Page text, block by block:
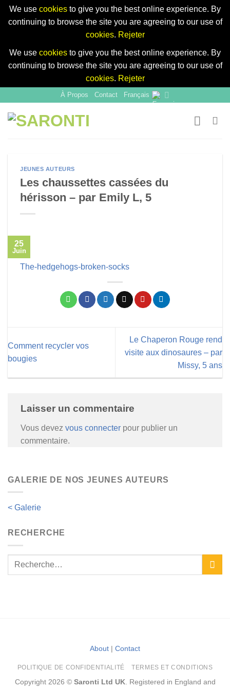
We use cookies to give you the best online experience. By
continuing to browse the site you are agreeing to our use of
cookies. Rejeter
We use cookies to give you the best online experience. By
continuing to browse the site you are agreeing to our use of
cookies. Rejeter
content
À Propos Contact Français
GALERIE DE NOS JEUNES AUTEURS
< Galerie
RECHERCHE
JEUNES AUTEURS
Les chaussettes cassées du
hérisson – par Emily L, 5
25
Juin
The-hedgehogs-broken-socks
Comment recycler vos
bougies
Le Chaperon Rouge rend
visite aux dinosaures – par
Missy, 5 ans
Laisser un commentaire
Vous devez vous connecter pour publier un
commentaire.
About | Contact
POLITIQUE DE CONFIDENTIALITÉ TERMES ET CONDITIONS
Copyright 2026 © Saronti Ltd UK. Registered in England and